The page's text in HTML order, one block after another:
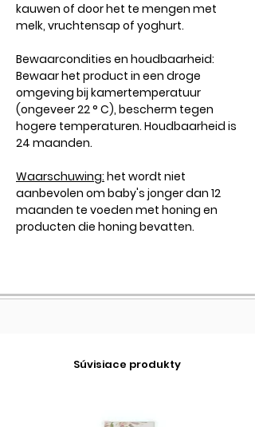
kauwen of door het te mengen met
melk, vruchtensap of yoghurt.
Bewaarcondities en houdbaarheid:
Bewaar het product in een droge
omgeving bij kamertemperatuur
(ongeveer 22 ° C), bescherm tegen
hogere temperaturen. Houdbaarheid is
24 maanden.
Waarschuwing: het wordt niet
aanbevolen om baby's jonger dan 12
maanden te voeden met honing en
producten die honing bevatten.
Súvisiace produkty